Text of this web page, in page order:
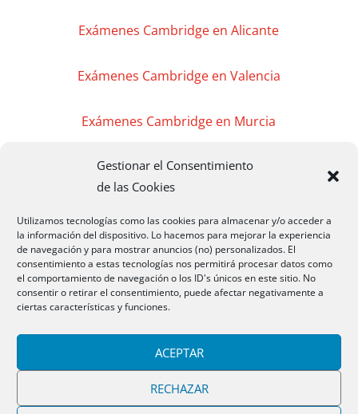
Gestionar el Consentimiento
de las Cookies
Utilizamos tecnologías como las cookies para almacenar y/o acceder a
la información del dispositivo. Lo hacemos para mejorar la experiencia
de navegación y para mostrar anuncios (no) personalizados. El
consentimiento a estas tecnologías nos permitirá procesar datos como
el comportamiento de navegación o los ID's únicos en este sitio. No
consentir o retirar el consentimiento, puede afectar negativamente a
ciertas características y funciones.
ACEPTAR
RECHAZAR
Exámenes Cambridge en Alicante
Exámenes Cambridge en Valencia
Exámenes Cambridge en Murcia
Exámenes Cambridge en Madrid
Exámenes Cambridge Cáceres
Exámenes Cambridge Mérida
CAMBRIDGEMB 2020 Todos los Derechos
Reservados